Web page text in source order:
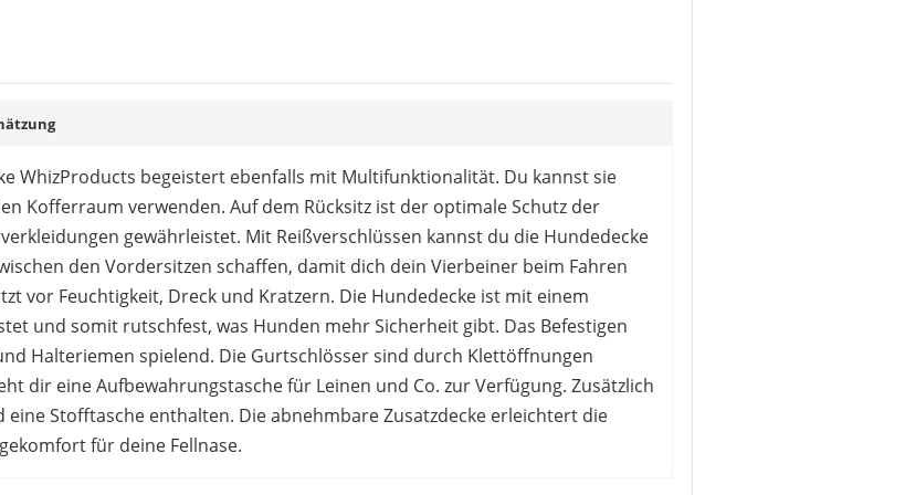
für Kindersitze
WhizProducts begeistert ebenfalls mit Multifunktionalität. Du kannst sie
Kofferraum verwenden. Auf dem Rücksitz ist der optimale Schutz der
gewährleistet. Mit Reißverschlüssen kannst du die Hundedecke
den Vordersitzen schaffen, damit dich dein Vierbeiner beim Fahren
vor Feuchtigkeit, Dreck und Kratzern. Die Hundedecke ist mit einem
und somit rutschfest, was Hunden mehr Sicherheit gibt. Das Befestigen
Halteriemen spielend. Die Gurtschlösser sind durch Klettöffnungen
dir eine Aufbewahrungstasche für Leinen und Co. zur Verfügung. Zusätzlich
Stofftasche enthalten. Die abnehmbare Zusatzdecke erleichtert die
für deine Fellnase.